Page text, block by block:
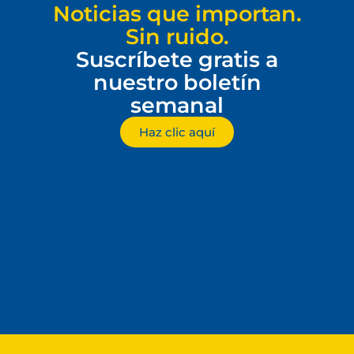
Noticias que importan.
Sin ruido.
Suscríbete gratis a
nuestro boletín
semanal
Haz clic aquí